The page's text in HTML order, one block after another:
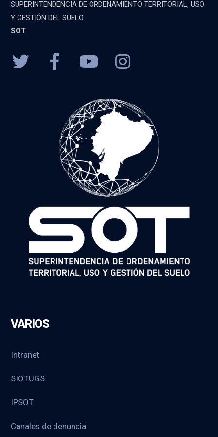
SUPERINTENDENCIA DE ORDENAMIENTO TERRITORIAL, USO
Y GESTIÓN DEL SUELO
SOT
VARIOS
Intranet
SIOTUGS
IPSOT
Canales de denuncia